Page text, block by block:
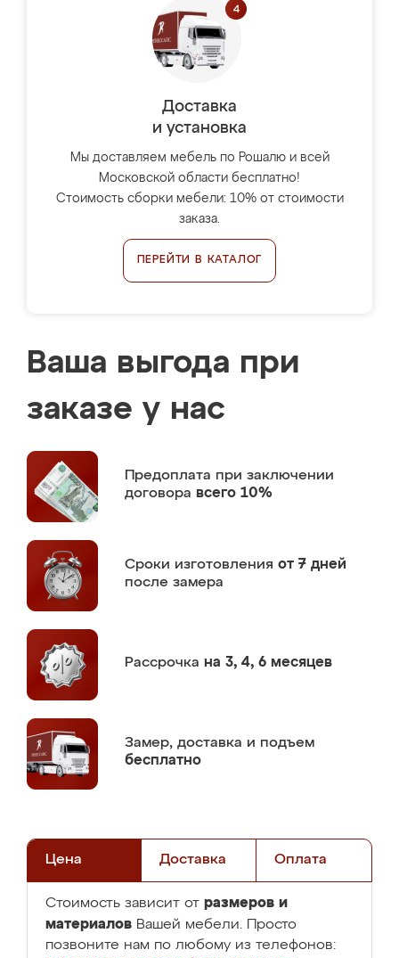
Доставка
и установка
Мы доставляем мебель по Рошалю и всей
Московской области бесплатно!
Стоимость сборки мебели: 10% от стоимости
заказа.
ПЕРЕЙТИ В КАТАЛОГ
Ваша выгода при
заказе у нас
Предоплата при заключении
договора всего 10%
Сроки изготовления от 7 дней
после замера
Рассрочка на 3, 4, 6 месяцев
Замер, доставка и подъем
бесплатно
Цена Доставка Оплата
Стоимость зависит от размеров и
материалов Вашей мебели. Просто
позвоните нам по любому из телефонов: